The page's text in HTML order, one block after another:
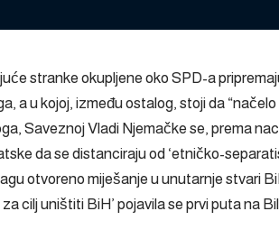
stranke okupljene oko SPD-a
a u kojoj, između ostalog, stoji da
Saveznoj Vladi Njemačke se, prema
da se distanciraju od ‘etničko-
otvoreno miješanje u unutarnje stvari
cilj uništiti BiH’ pojavila se prvi puta na